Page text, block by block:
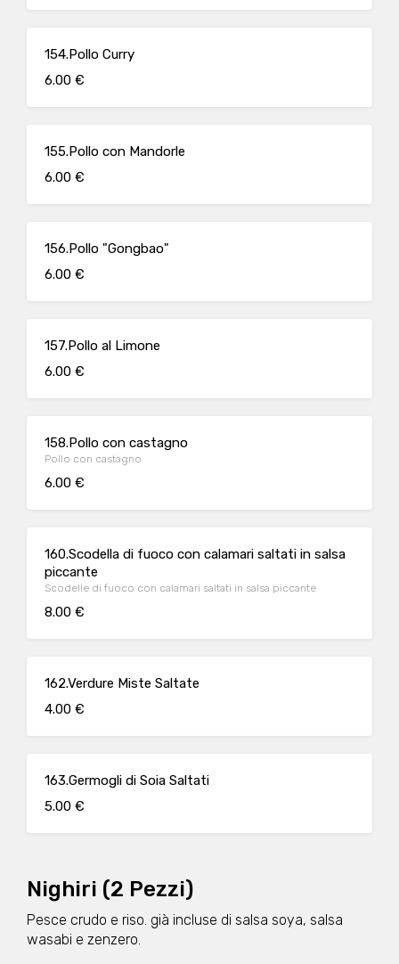
154.Pollo Curry
6.00 €
155.Pollo con Mandorle
6.00 €
156.Pollo "Gongbao"
6.00 €
157.Pollo al Limone
6.00 €
158.Pollo con castagno
Pollo con castagno
6.00 €
160.Scodella di fuoco con calamari saltati in salsa
piccante
Scodelle di fuoco con calamari saltati in salsa piccante
8.00 €
162.Verdure Miste Saltate
4.00 €
163.Germogli di Soia Saltati
5.00 €
Nighiri (2 Pezzi)
Pesce crudo e riso. già incluse di salsa soya, salsa
wasabi e zenzero.